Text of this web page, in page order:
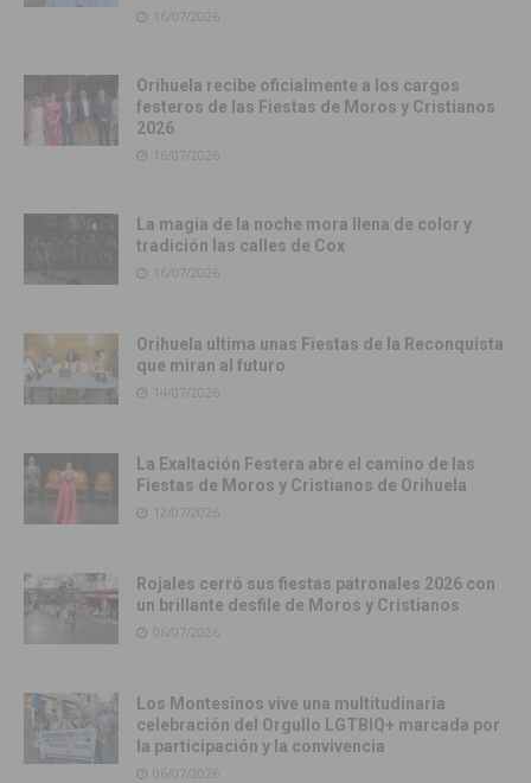
16/07/2026
Orihuela recibe oficialmente a los cargos
festeros de las Fiestas de Moros y Cristianos
2026
16/07/2026
La magia de la noche mora llena de color y
tradición las calles de Cox
16/07/2026
Orihuela ultima unas Fiestas de la Reconquista
que miran al futuro
14/07/2026
La Exaltación Festera abre el camino de las
Fiestas de Moros y Cristianos de Orihuela
12/07/2026
Rojales cerró sus fiestas patronales 2026 con
un brillante desfile de Moros y Cristianos
06/07/2026
Los Montesinos vive una multitudinaria
celebración del Orgullo LGTBIQ+ marcada por
la participación y la convivencia
06/07/2026